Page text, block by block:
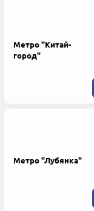
Метро "Китай-
город"
Метро "Лубянка"